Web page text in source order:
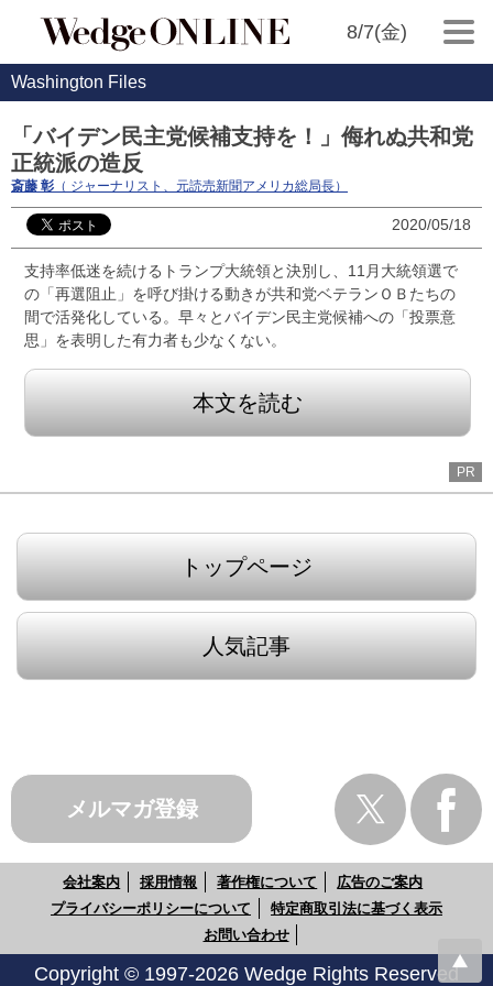
8/7(金)
Washington Files
「バイデン民主党候補支持を！」侮れぬ共和党
正統派の造反
斎藤 彰 （ ジャーナリスト、元読売新聞アメリカ総局長）
2020/05/18
支持率低迷を続けるトランプ大統領と決別し、11月大統領選で
の「再選阻止」を呼び掛ける動きが共和党ベテランＯＢたちの
間で活発化している。早々とバイデン民主党候補への「投票意
思」を表明した有力者も少なくない。
本文を読む
PR
トップページ
人気記事
メルマガ登録
会社案内 採用情報 著作権について
広告のご案内
プライバシーポリシーについて
特定商取引法に基づく表示
お問い合わせ
Copyright © 1997-2026 Wedge Rights Reserved